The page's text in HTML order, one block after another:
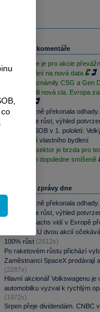
Související komentáře
Závěr týdne je pro akcie
při vyčkávání na nová data
Výsledky oznámily CSG a Gen
Trump uvalil nová cla. Evropa
opatrně
CSG výrazně překonala
divize táhne růst, výhled
Skupina ČSOB v 1. pololetí:
financování vlastního bydlení
Paměťový sektor je brzda pro
jsou na tom dopoledne smíšeně
Nejčtenější zprávy dne
CSG výrazně překonala
divize táhne růst, výhled
Goldman Sachs vidí v Evropě
příležitosti. U dvou akcií
100% růst (2612x)
Po raketovém růstu přichází
Zaměstnanci SpaceX prodávají
(2287x)
Hlavní akcionář Volkswagenu je
automobilku vyzval k rychlým
(1972x)
Srpen přeje dividendám. CNBC